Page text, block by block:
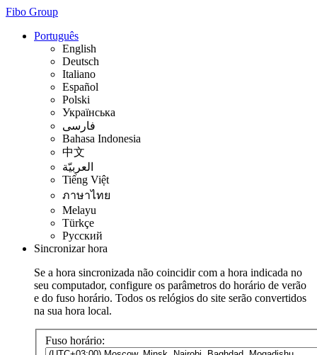
Fibo Group
Português
English
Deutsch
Italiano
Español
Polski
Українська
فارسی
Bahasa Indonesia
中文
العربيّة
Tiếng Việt
ภาษาไทย
Melayu
Türkçe
Русский
Sincronizar hora
Se a hora sincronizada não coincidir com a hora indicada no
seu computador, configure os parâmetros do horário de verão
e do fuso horário. Todos os relógios do site serão convertidos
na sua hora local.
Fuso horário: